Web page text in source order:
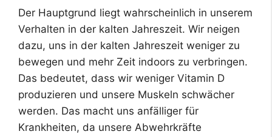
Der Hauptgrund liegt wahrscheinlich in unserem
Verhalten in der kalten Jahreszeit. Wir neigen
dazu, uns in der kalten Jahreszeit weniger zu
bewegen und mehr Zeit indoors zu verbringen.
Das bedeutet, dass wir weniger Vitamin D
produzieren und unsere Muskeln schwächer
werden. Das macht uns anfälliger für
Krankheiten, da unsere Abwehrkräfte